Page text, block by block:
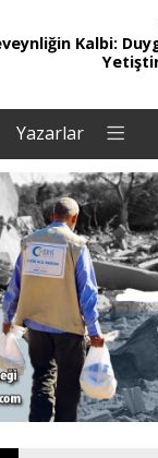
Kalbi:
Yazarlar